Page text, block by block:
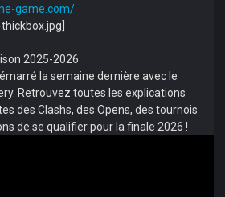
game.com/
2025-2026
la semaine dernière avec le
Retrouvez toutes les explications
des Clashs, des Opens, des tournois
de se qualifier pour la finale 2026 !